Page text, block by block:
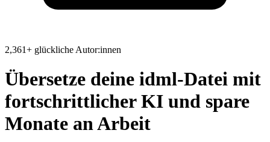
2,361+ glückliche Autor:innen
Übersetze deine idml-Datei mit
fortschrittlicher KI und spare
Monate an Arbeit